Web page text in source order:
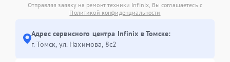
Отправляя заявку на ремонт техники Infinix, Вы соглашаетесь с
Политикой конфиденциальности
Адрес сервисного центра Infinix в Томске:
г. Томск, ул. Нахимова, 8с2